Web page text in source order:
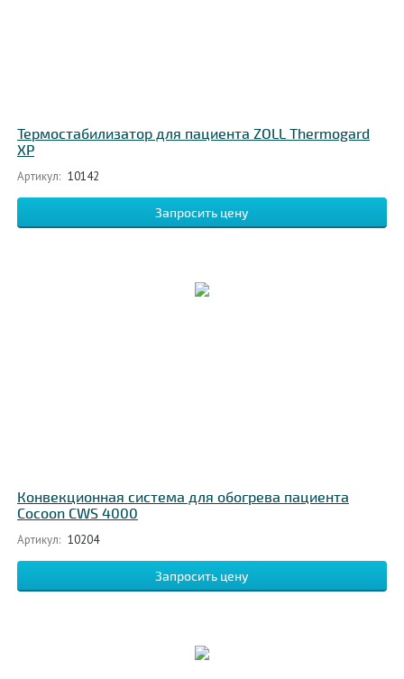
Термостабилизатор для пациента ZOLL Thermogard
XP
Артикул: 10142
Запросить цену
Конвекционная система для обогрева пациента
Cocoon CWS 4000
Артикул: 10204
Запросить цену